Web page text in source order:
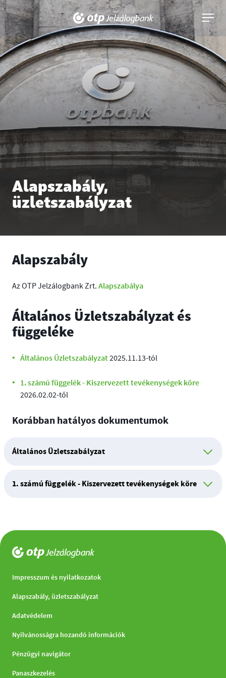
tartalmához
navigációhoz
Alapszabály,
üzletszabályzat
Alapszabály
Az OTP Jelzálogbank Zrt. Alapszabálya
Általános Üzletszabályzat és
függeléke
Általános Üzletszabályzat2025.11.13-tól
1. számú függelék - Kiszervezett tevékenységek köre
2026.02.02-től
Korábban hatályos dokumentumok
Általános Üzletszabályzat
1. számú függelék - Kiszervezett tevékenységek köre
Jogi
dokumentumok
Impresszum és nyilatkozatok
Alapszabály, üzletszabályzat
Adatvédelem
Nyilvánosságra hozandó információk
Pénzügyi navigátor
Panaszkezelés